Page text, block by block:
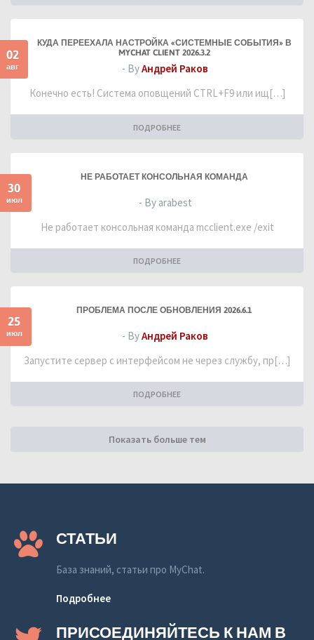
02
авг
КУДА ПЕРЕЕХАЛА НАСТРОЙКА «СИСТЕМНЫЕ СОБЫТИЯ» В
MYCHAT CLIENT 2026.3.2
- ByАндрей Раков
Конечно есть! Система оповщений CTRL+F9 или ищ[…]
ПОДРОБНЕЕ
30
июл
НЕ РАБОТАЕТ КОНСОЛЬНАЯ КОМАНДА
- By arabest
Не работает консольная команда mcclient.exe /exit
ПОДРОБНЕЕ
25
июл
ПРОБЛЕМА ПОСЛЕ ОБНОВЛЕНИЯ 2026.6.1
- ByАндрей Раков
Запустите сервер с интерфейсом не через службу, пр[…]
ПОДРОБНЕЕ
Показать больше тем
СТАТЬИ
База знаний, статьи про MyChat.
Подробнее
ПРИСОЕДИНЯЙТЕСЬ К НАМ В